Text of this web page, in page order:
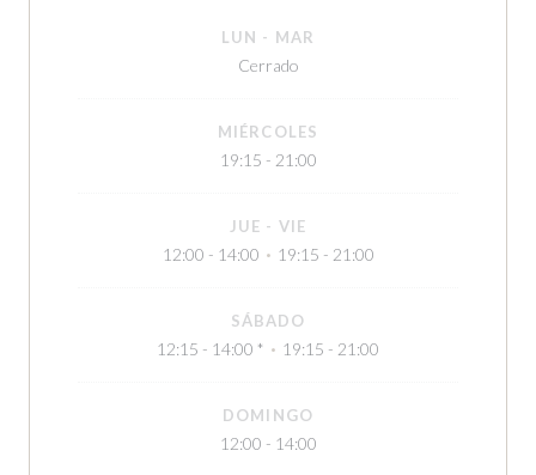
LUN - MAR
Cerrado
MIÉRCOLES
19:15 - 21:00
JUE - VIE
12:00 - 14:00 • 19:15 - 21:00
SÁBADO
12:15 - 14:00 * • 19:15 - 21:00
DOMINGO
12:00 - 14:00